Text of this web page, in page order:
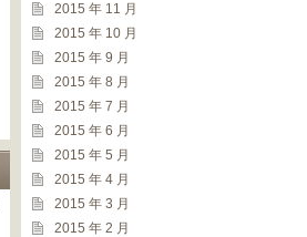
2015 年 11 月
2015 年 10 月
2015 年 9 月
2015 年 8 月
2015 年 7 月
2015 年 6 月
2015 年 5 月
2015 年 4 月
2015 年 3 月
2015 年 2 月